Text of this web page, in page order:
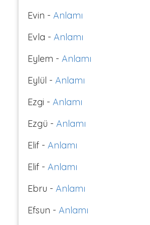
Evin - Anlamı
Evla - Anlamı
Eylem - Anlamı
Eylül - Anlamı
Ezgi - Anlamı
Ezgü - Anlamı
Elif - Anlamı
Elif - Anlamı
Ebru - Anlamı
Efsun - Anlamı